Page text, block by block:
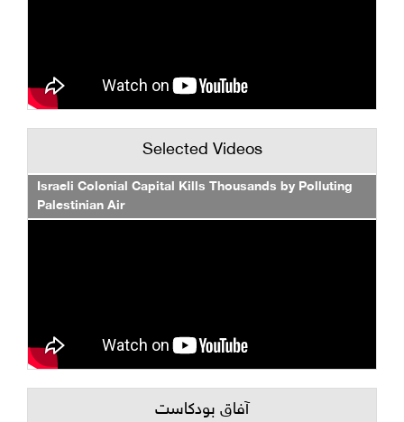
Selected Videos
Israeli Colonial Capital Kills Thousands by Polluting
Palestinian Air
آفاق بودكاست